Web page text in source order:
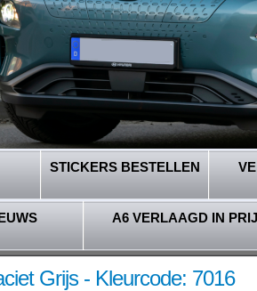
STICKERS BESTELLEN
A6 VERLAAGD IN
Grijs - Kleurcode: 7016